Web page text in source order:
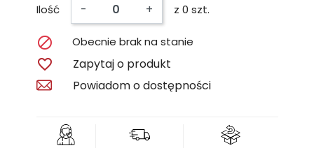
Ilość - + z 0 szt.
 Obecnie brak na stanie

Zapytaj o produkt
Powiadom o dostępności